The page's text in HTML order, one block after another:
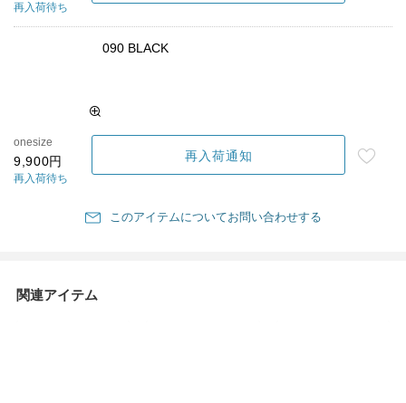
再入荷待ち
090 BLACK
onesize
9,900円
再入荷待ち
再入荷通知
このアイテムについてお問い合わせする
関連アイテム